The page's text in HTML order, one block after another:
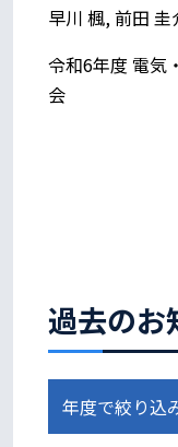
過去のお
早川 楓, 前田
令和6年度 電気
会